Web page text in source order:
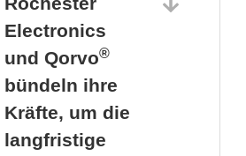
Electronics
und Qorvo®
bündeln ihre
Kräfte, um die
langfristige